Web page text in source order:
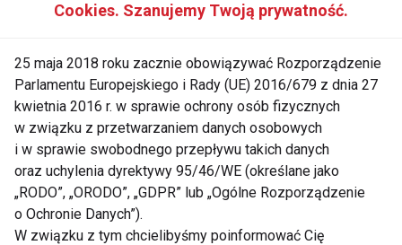
gorącymi kamieniami, które głęboko relaksują
zwrócić uwagę na Fontia, Fontia Odmłodzenie oraz
hawajski masaż Lomi Lomi.
Strefa Medical
Hotel Bristol, jako Medical SPA, skupia się nie tylko na
zabiegach upiększających i relaksacyjnych, ale
także na odnowie i odbudowie sprawności fizycznej
Cookies. Szanujemy Twoją prywatność.
25 maja 2018 roku zacznie obowiązywać Rozporządzenie
Parlamentu Europejskiego i Rady (UE) 2016/679 z dnia 27
kwietnia 2016 r. w sprawie ochrony osób fizycznych
w związku z przetwarzaniem danych osobowych
i w sprawie swobodnego przepływu takich danych
oraz uchylenia dyrektywy 95/46/WE (określane jako
„RODO”, „ORODO”, „GDPR” lub „Ogólne Rozporządzenie
o Ochronie Danych”).
W związku z tym chcielibyśmy poinformować Cię